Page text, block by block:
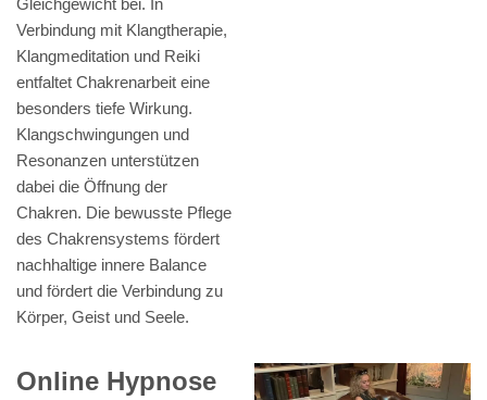
Verbindung mit Klangtherapie,
Klangmeditation und Reiki
entfaltet Chakrenarbeit eine
besonders tiefe Wirkung.
Klangschwingungen und
Resonanzen unterstützen
dabei die Öffnung der
Chakren. Die bewusste Pflege
des Chakrensystems fördert
nachhaltige innere Balance
und fördert die Verbindung zu
Körper, Geist und Seele.
Online Hypnose